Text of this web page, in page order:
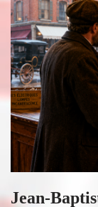
Jean-